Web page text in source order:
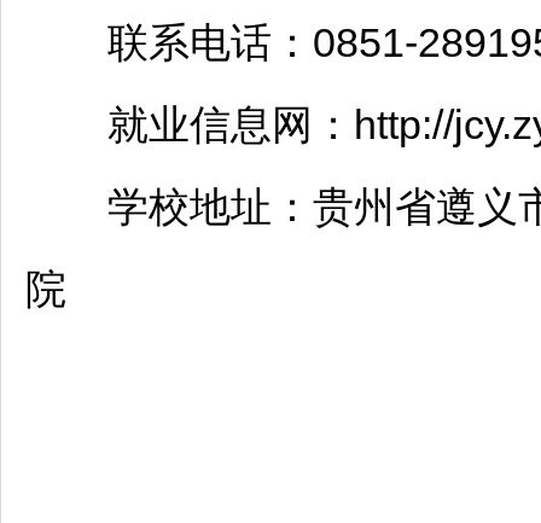
联系电话：0851-
就业信息网：http://
学校地址：贵州省遵义
院